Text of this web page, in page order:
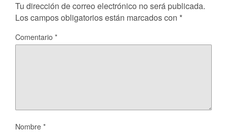
Tu dirección de correo electrónico no será publicada.
Los campos obligatorios están marcados con *
Comentario*
Nombre*